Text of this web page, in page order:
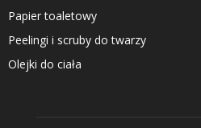
Papier toaletowy
Peelingi i scruby do twarzy
Olejki do ciała